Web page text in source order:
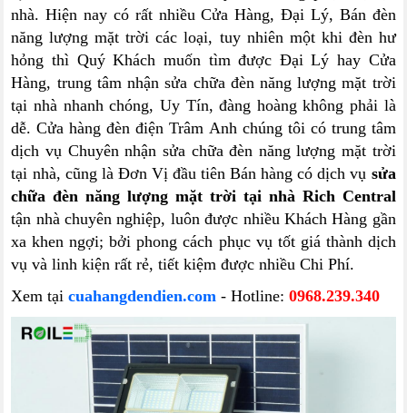
nhà. Hiện nay có rất nhiều Cửa Hàng, Đại Lý, Bán đèn
năng lượng mặt trời các loại, tuy nhiên một khi đèn hư
hỏng thì Quý Khách muốn tìm được Đại Lý hay Cửa
Hàng, trung tâm nhận sửa chữa đèn năng lượng mặt trời
tại nhà nhanh chóng, Uy Tín, đàng hoàng không phải là
dễ. Cửa hàng đèn điện Trâm Anh chúng tôi có trung tâm
dịch vụ Chuyên nhận sửa chữa đèn năng lượng mặt trời
tại nhà, cũng là Đơn Vị đầu tiên Bán hàng có dịch vụ sửa
chữa đèn năng lượng mặt trời tại nhà Rich Central
tận nhà chuyên nghiệp, luôn được nhiều Khách Hàng gần
xa khen ngợi; bởi phong cách phục vụ tốt giá thành dịch
vụ và linh kiện rất rẻ, tiết kiệm được nhiều Chi Phí.
Xem tạicuahangdendien.com - Hotline:0968.239.340